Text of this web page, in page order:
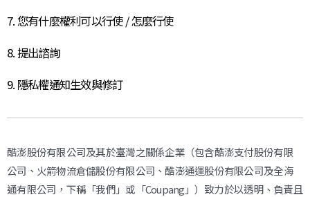
7. 您有什麼權利可以行使 / 怎麼行使
8. 提出諮詢
9. 隱私權通知生效與修訂
酷澎股份有限公司及其於臺灣之關係企業（包含酷澎支付股份有限
公司、火箭物流倉儲股份有限公司、酷澎通運股份有限公司及全海
通有限公司，下稱「我們」或「Coupang」）致力於以透明、負責且